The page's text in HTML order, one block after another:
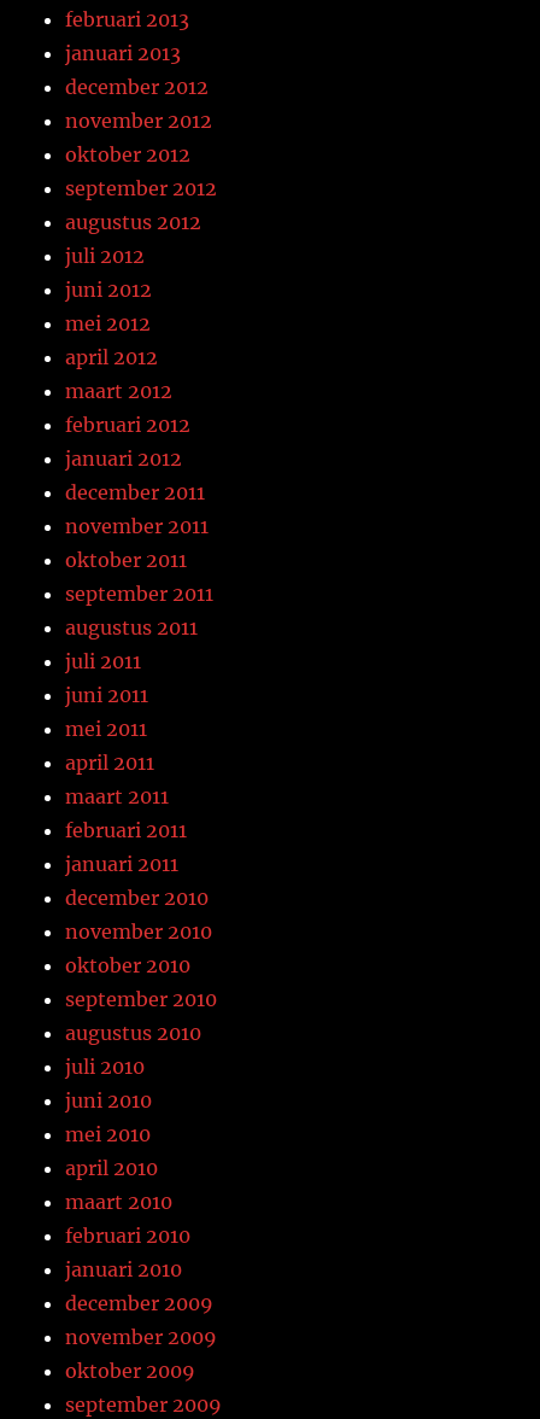
februari 2013
januari 2013
december 2012
november 2012
oktober 2012
september 2012
augustus 2012
juli 2012
juni 2012
mei 2012
april 2012
maart 2012
februari 2012
januari 2012
december 2011
november 2011
oktober 2011
september 2011
augustus 2011
juli 2011
juni 2011
mei 2011
april 2011
maart 2011
februari 2011
januari 2011
december 2010
november 2010
oktober 2010
september 2010
augustus 2010
juli 2010
juni 2010
mei 2010
april 2010
maart 2010
februari 2010
januari 2010
december 2009
november 2009
oktober 2009
september 2009